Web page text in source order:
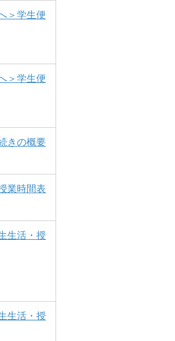
＞学生便
＞学生便
きの概要
業時間表
生活・授
生活・授